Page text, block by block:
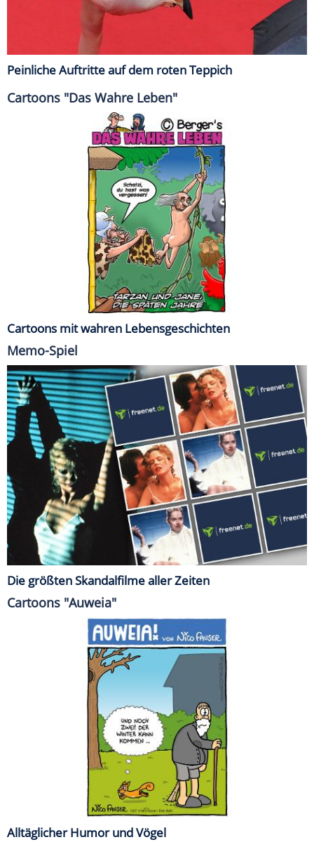
Peinliche Auftritte auf dem roten Teppich
Cartoons "Das Wahre Leben"
Cartoons mit wahren Lebensgeschichten
Memo-Spiel
Die größten Skandalfilme aller Zeiten
Cartoons "Auweia"
Alltäglicher Humor und Vögel